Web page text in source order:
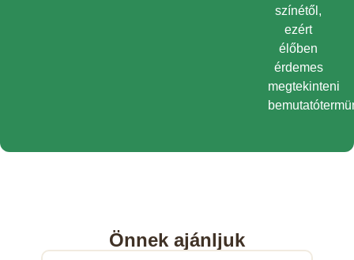
színétől,
ezért
élőben
érdemes
megtekinteni
Önnek ajánljuk